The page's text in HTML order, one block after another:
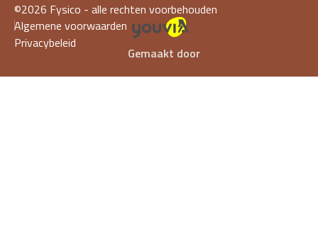
©2026 Fysico - alle rechten voorbehouden
Algemene voorwaarden
Privacybeleid
Gemaakt door